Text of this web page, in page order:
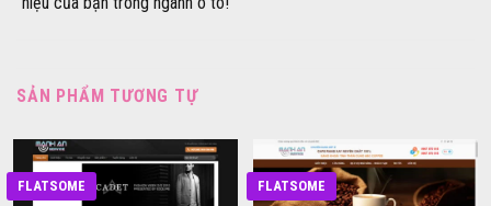
SẢN PHẨM TƯƠNG TỰ
FLATSOME FLATSOME